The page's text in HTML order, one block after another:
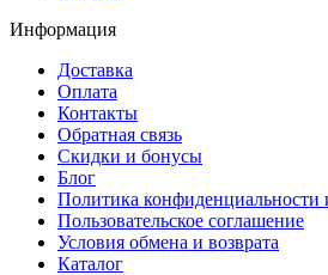
Информация
Доставка
Оплата
Контакты
Обратная связь
Скидки и бонусы
Блог
Политика конфиденциальности
Пользовательское соглашение
Условия обмена и возврата
Каталог